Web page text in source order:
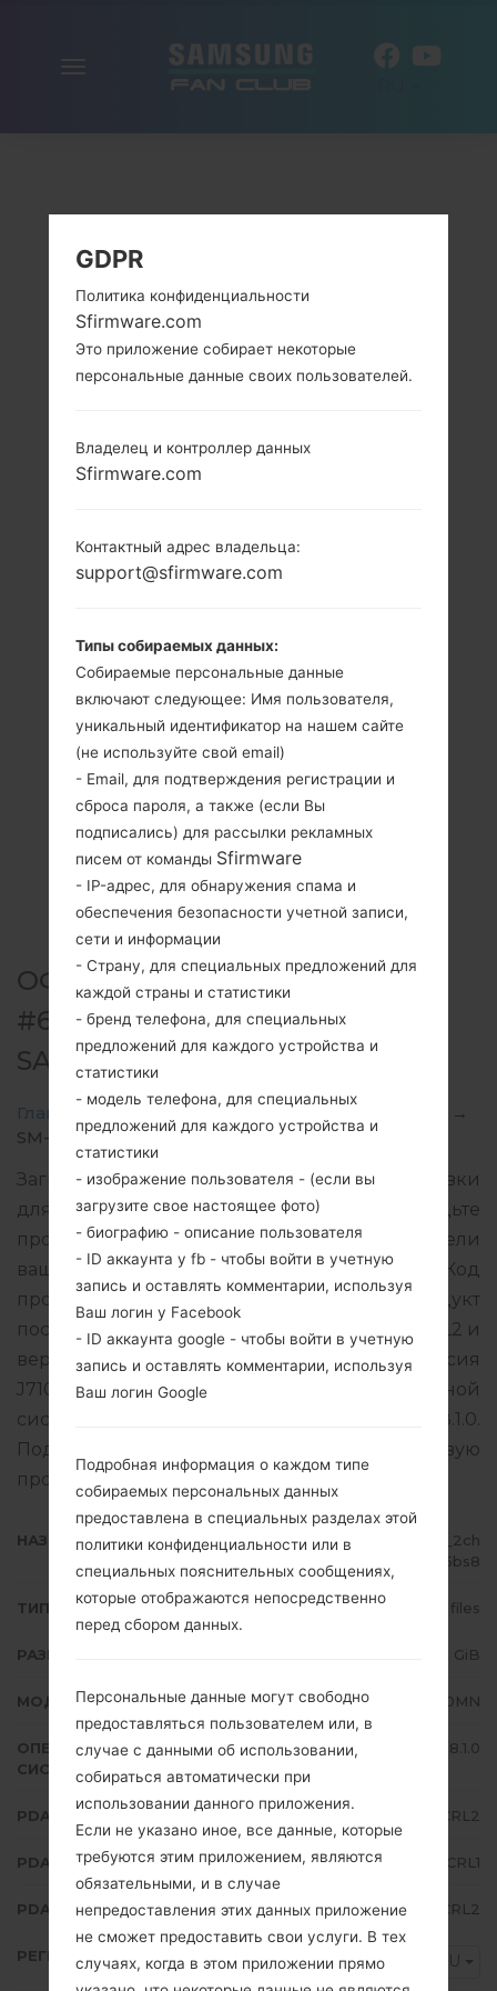
ОФИЦИАЛЬНАЯ ПРОШИВКА
#67355 ДЛЯ SM-J710MN -
SAMSUNGGALAXY J7 2016
Главная → Galaxy J7 2016 SamsungSM-J710MN
→
SM-J710MN_1_20181228224001_2chre85bs8.zip
Загрузите последнее обновление прошивки
для Samsung Galaxy J7 2016, но не забудьте
проверить, соответствует ли номер модели
вашего смартфона указанному SM-J710MN. Код
прошивки TGU для GUATEMALA. Продукт
поставляется с версией PDA J710MNUBU4CRL2 и
версия CSC J710MNUWT4CRL1, MODEM версия
J710MNUBU4CRL2. Версия операционной
системы данной прошивки Android Oreo 8.1.0.
Подробная инструкция, как прошить стоковую
прошивку на устройства Samsung
НАЗВАНИЕ ФАЙЛА
SM-J710MN_1_20181228224001_2ch
re85bs8
ТИП ПРОШИВКИ 4 files
РАЗМЕР ФАЙЛА 1.66 GiB
МОДЕЛЬ Samsung SM-J710MN
ОПЕРАЦИОННАЯ
СИСТЕМА
Android Oreo 8.1.0
PDA/AP ВЕРСИЯ J710MNUBU4CRL2
PDA/AP ВЕРСИЯ J710MNUWT4CRL1
PDA/AP ВЕРСИЯ J710MNUBU4CRL2
РЕГИОН TGU
GDPR
Политика конфиденциальности
Sfirmware.com
Это приложение собирает некоторые
персональные данные своих пользователей.
Владелец и контроллер данных
Sfirmware.com
Контактный адрес владельца:
support@sfirmware.com
Типы собираемых данных:
Собираемые персональные данные
включают следующее: Имя пользователя,
уникальный идентификатор на нашем сайте
(не используйте свой email)
- Email, для подтверждения регистрации и
сброса пароля, а также (если Вы
подписались) для рассылки рекламных
писем от команды Sfirmware
- IP-адрес, для обнаружения спама и
обеспечения безопасности учетной записи,
сети и информации
- Страну, для специальных предложений для
каждой страны и статистики
- бренд телефона, для специальных
предложений для каждого устройства и
статистики
- модель телефона, для специальных
предложений для каждого устройства и
статистики
- изображение пользователя - (если вы
загрузите свое настоящее фото)
- биографию - описание пользователя
- ID аккаунта у fb - чтобы войти в учетную
запись и оставлять комментарии, используя
Ваш логин у Facebook
- ID аккаунта google - чтобы войти в учетную
запись и оставлять комментарии, используя
Ваш логин Google
Подробная информация о каждом типе
собираемых персональных данных
предоставлена в специальных разделах этой
политики конфиденциальности или в
специальных пояснительных сообщениях,
которые отображаются непосредственно
перед сбором данных.
Персональные данные могут свободно
предоставляться пользователем или, в
случае с данными об использовании,
собираться автоматически при
использовании данного приложения.
Если не указано иное, все данные, которые
требуются этим приложением, являются
обязательными, и в случае
непредоставления этих данных приложение
не сможет предоставить свои услуги. В тех
случаях, когда в этом приложении прямо